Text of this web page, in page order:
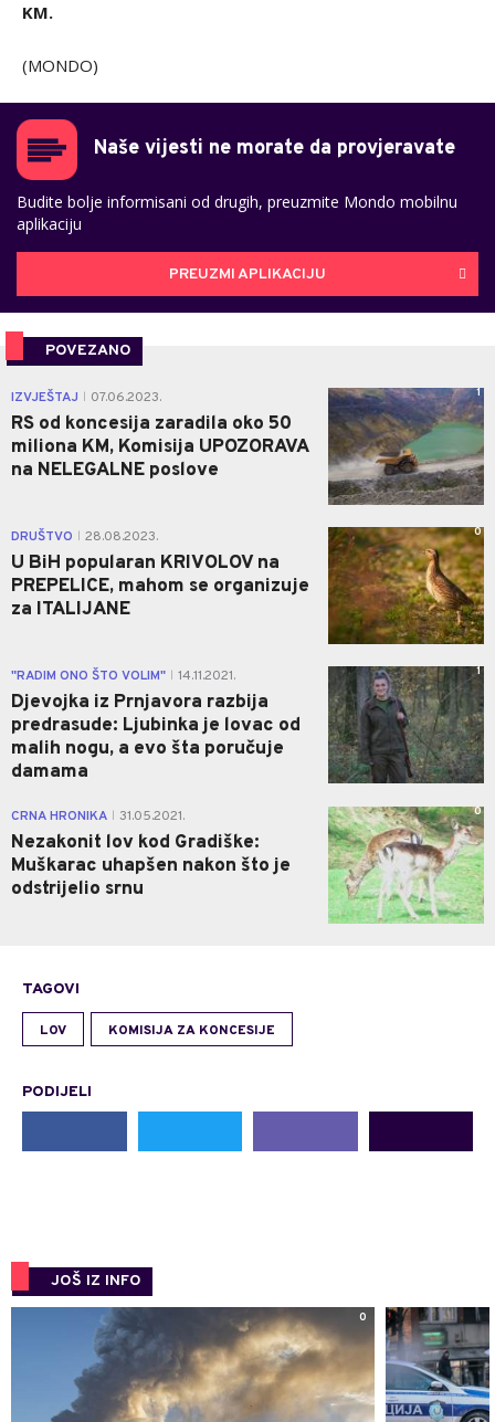
KM.
(MONDO)
Naše vijesti ne morate da provjeravate
Budite bolje informisani od drugih, preuzmite Mondo mobilnu
aplikaciju
PREUZMI APLIKACIJU
POVEZANO
IZVJEŠTAJ 07.06.2023.
RS od koncesija zaradila oko 50
miliona KM, Komisija UPOZORAVA
na NELEGALNE poslove
1
DRUŠTVO 28.08.2023.
U BiH popularan KRIVOLOV na
PREPELICE, mahom se organizuje
za ITALIJANE
0
"RADIM ONO ŠTO VOLIM" 14.11.2021.
Djevojka iz Prnjavora razbija
predrasude: Ljubinka je lovac od
malih nogu, a evo šta poručuje
damama
1
CRNA HRONIKA 31.05.2021.
Nezakonit lov kod Gradiške:
Muškarac uhapšen nakon što je
odstrijelio srnu
0
TAGOVI
LOV KOMISIJA ZA KONCESIJE
PODIJELI
JOŠ IZ INFO
0